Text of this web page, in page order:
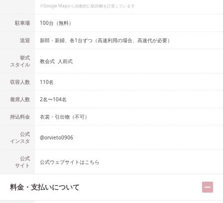
※Google Mapから自動的に駅距離を計算しています
駐車場 100台（無料）
送迎 新郎・新婦、各1台ずつ（高速利用の場合、高速代が必要）
挙式
スタイル
教会式 人前式
収容人数 110名
着席人数 2名〜104名
持込料金 衣裳・引出物（不可）
公式
インスタ
@orvieto0906
公式
サイト
公式ウェブサイトはこちら
料金・支払いについて